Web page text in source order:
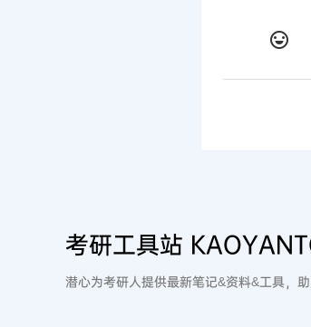
考研工具站
潜心为考研人提供最新笔记&资料&工具，助